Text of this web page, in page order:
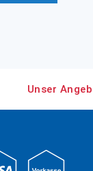
Unser